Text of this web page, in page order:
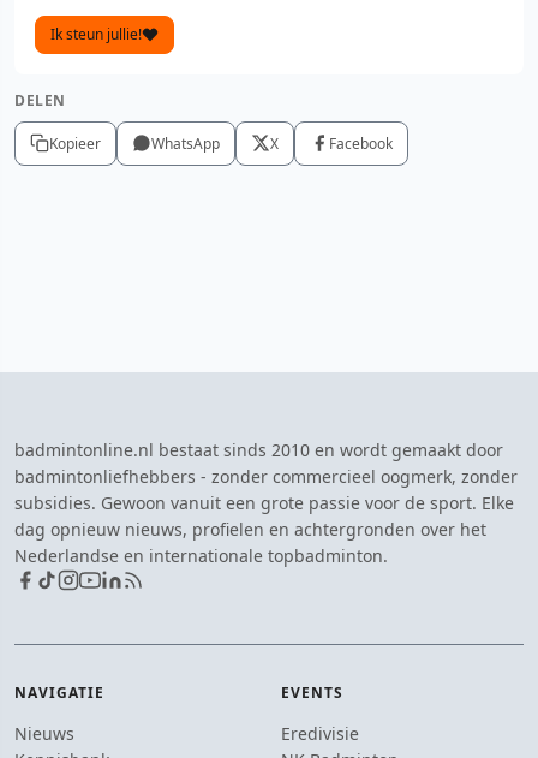
Ik steun jullie!
DELEN
Kopieer WhatsApp X Facebook
badmintonline.nl bestaat sinds 2010 en wordt gemaakt door
badmintonliefhebbers - zonder commercieel oogmerk, zonder
subsidies. Gewoon vanuit een grote passie voor de sport. Elke
dag opnieuw nieuws, profielen en achtergronden over het
Nederlandse en internationale topbadminton.
NAVIGATIE
Nieuws
EVENTS
Eredivisie